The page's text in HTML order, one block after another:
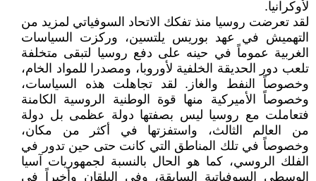
لأوكرانيا.
لقد تعرضت روسيا منذ تفكك الاتحاد السوفياتي لمزيد من
التهميش في عهد بوريس يلتسين، وركزت السياسات
الغربية عموماً في حينه على دفع روسيا لتبقى متخلفة
تلعب دور الحديقة الخلفية لأوروبا، ومصدرا للمواد الخام،
وخصوصاً النفط والغاز. لقد تجاهلت هذه السياسات،
وخصوصاً الأميركية منها قوة الوطنية الروسية الكامنة
فتعاملت مع روسيا ليس بصفتها دولة عظمى بل دولة
من العالم الثالث، واستفزتها في أكثر من مكان،
وخصوصاً في تلك المناطق التي كانت حتى حين تدور في
الفلك الروسي، كما هو الحال بالنسبة لجمهوريات آسيا
الوسطى السوفياتية السابقة، وفي البلقان وأخيراً في